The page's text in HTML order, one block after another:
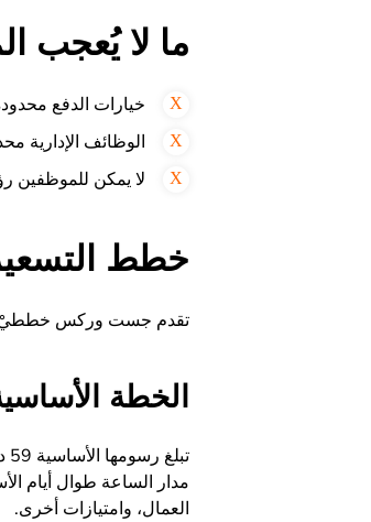
ما لا
خيارات الدفع
الوظائف الإدارية
لا يمكن للموظفين
خطط
تقدم جست وركس خططيْ
الخطة
مدار الساعة طوال أيام
العمال، وامتيازات أخرى.